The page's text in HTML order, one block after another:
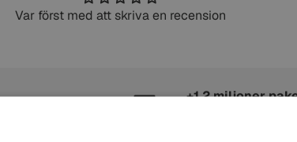
Var först med att skriva en recension
+1,2 miljoner